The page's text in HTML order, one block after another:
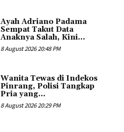
Ayah Adriano Padama
Sempat Takut Data
Anaknya Salah, Kini...
8 August 2026 20:48 PM
Wanita Tewas di Indekos
Pinrang, Polisi Tangkap
Pria yang...
8 August 2026 20:29 PM